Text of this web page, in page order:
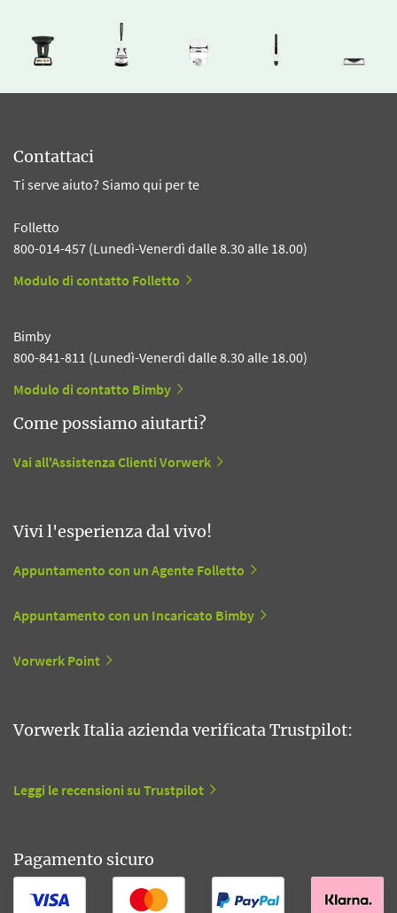
Contattaci
Ti serve aiuto? Siamo qui per te
Folletto
800-014-457 (Lunedì-Venerdì dalle 8.30 alle 18.00)
Modulo di contatto Folletto
Bimby
800-841-811 (Lunedì-Venerdì dalle 8.30 alle 18.00)
Modulo di contatto Bimby
Come possiamo aiutarti?
Vai all'Assistenza Clienti Vorwerk
Vivi l'esperienza dal vivo!
Appuntamento con un Agente Folletto
Appuntamento con un Incaricato Bimby
Vorwerk Point
Vorwerk Italia azienda verificata Trustpilot:
Leggi le recensioni su Trustpilot
Pagamento sicuro